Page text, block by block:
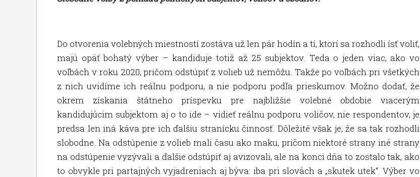
Do otvorenia volebných miestností zostáva už len pár hodín a tí, ktorí sa rozhodli ísť voliť,
majú opäť bohatý výber – kandiduje totiž až 25 subjektov. Teda o jeden viac, ako vo
voľbách v roku 2020, pričom odstúpiť z volieb už nemôžu. Takže po voľbách pri všetkých
z nich uvidíme ich reálnu podporu, a nie podporu podľa prieskumov. Možno dodať, že
okrem získania štátneho príspevku pre najbližšie volebné obdobie viacerým
kandidujúcim subjektom aj o to ide – vidieť reálnu podporu voličov, nie respondentov, je
predsa len iná káva pre ich ďalšiu stranícku činnosť. Dôležité však je, že sa tak rozhodli
slobodne. Na odstúpenie z volieb mali času ako maku, pričom niektoré strany iné strany
na odstúpenie vyzývali a ďalšie odstúpiť aj avizovali, ale na konci dňa to zostalo tak, ako
to obvykle pri partajných vyjadreniach aj býva: iba pri slovách a „skutek utek“. Výber vo